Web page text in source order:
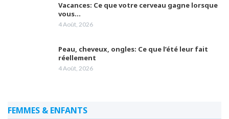
Vacances: Ce que votre cerveau gagne lorsque
vous…
4 Août, 2026
Peau, cheveux, ongles: Ce que l’été leur fait
réellement
4 Août, 2026
FEMMES & ENFANTS